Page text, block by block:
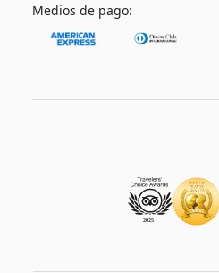
Medios de pago: